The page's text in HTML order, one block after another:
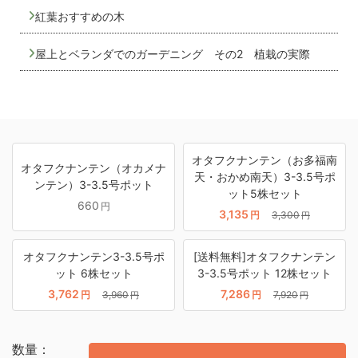
紅葉おすすめの木
屋上とベランダでのガーデニング その2 植栽の実際
オタフクナンテン（オカメナ
ンテン）3-3.5号ポット
660 円
オタフクナンテン（お多福南
天・おかめ南天）3-3.5号ポ
ット5株セット
3,135 円 3,300円
オタフクナンテン3-3.5号ポ
ット 6株セット
3,762 円 3,960円
[送料無料]オタフクナンテン
3-3.5号ポット 12株セット
7,286 円 7,920円
数量：